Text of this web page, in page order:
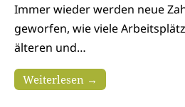
Immer wieder werden neue
geworfen, wie viele
älteren und…
Weiterlesen →